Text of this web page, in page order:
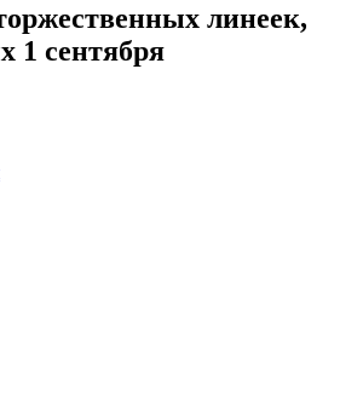
линеек,
1 сентября